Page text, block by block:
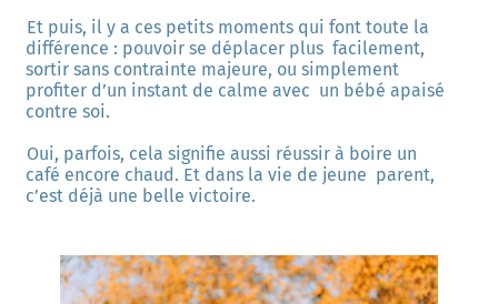
Et puis, il y a ces petits moments qui font toute la
différence : pouvoir se déplacer plus  facilement,
sortir sans contrainte majeure, ou simplement
profiter d’un instant de calme avec  un bébé apaisé
contre soi.
Oui, parfois, cela signifie aussi réussir à boire un
café encore chaud. Et dans la vie de jeune  parent,
c’est déjà une belle victoire.